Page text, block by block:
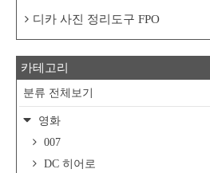
디카 사진 정리도구 FPO
카테고리
분류 전체보기
영화
007
DC 히어로